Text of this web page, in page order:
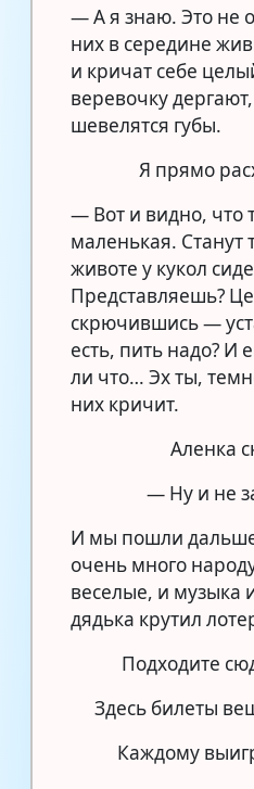
— А я знаю. Это не
них в середине
и кричат себе
веревочку дергают,
шевелятся губы.
Я прямо
— Вот и видно, что
маленькая. Станут
животе у кукол
Представляешь?
скрючившись —
есть, пить надо? И
ли что… Эх ты,
них кричит.
Аленка
— Ну и не
И мы пошли
очень много
веселые, и музыка
дядька крутил
Подходите
Здесь билеты
Каждому